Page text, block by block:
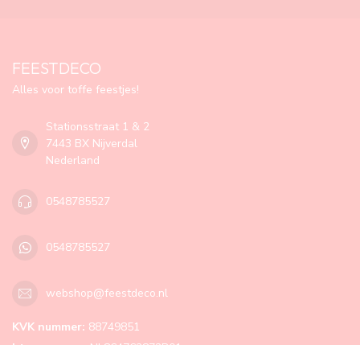
FEESTDECO
Alles voor toffe feestjes!
Stationsstraat 1 & 2
7443 BX Nijverdal
Nederland
0548785527
0548785527
webshop@feestdeco.nl
KVK nummer: 88749851